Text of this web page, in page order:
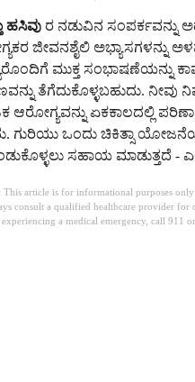
ಹಸಿವು ರ ನಡುವಿನ ಸಂಪರ್ಕವನ್ನು
ಜೀವನಶೈಲಿ ಅಭ್ಯಾಸಗಳನ್ನು
ಮುಕ್ತ ಸಂಭಾಷಣೆಯನ್ನು
ತೆಗೆದುಕೊಳ್ಳಬಹುದು. ನೀವು
ಆರೋಗ್ಯವನ್ನು ಏಕಕಾಲದಲ್ಲಿ
ಗುರಿಯು ಒಂದು ಚಿಕಿತ್ಸಾ
ಸಹಾಯ ಮಾಡುತ್ತದೆ -
This article is for informational purposes
consult a qualified healthcare provider for
a medical emergency, call 911